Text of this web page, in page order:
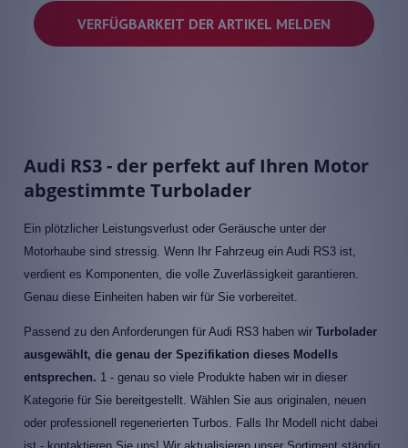
VERFÜGBARKEIT DER ARTIKEL MELDEN
Audi RS3 - der perfekt auf Ihren Motor
abgestimmte Turbolader
Ein plötzlicher Leistungsverlust oder Geräusche unter der
Motorhaube sind stressig. Wenn Ihr Fahrzeug ein Audi RS3 ist,
verdient es Komponenten, die volle Zuverlässigkeit garantieren.
Genau diese Einheiten haben wir für Sie vorbereitet.
Passend zu den Anforderungen für Audi RS3 haben wir Turbolader
ausgewählt, die genau der Spezifikation dieses Modells
entsprechen. 1 - genau so viele Produkte haben wir in dieser
Kategorie für Sie bereitgestellt. Wählen Sie aus originalen, neuen
oder professionell regenerierten Turbos. Falls Ihr Modell nicht dabei